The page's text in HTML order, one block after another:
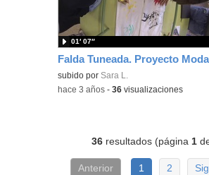
Contenido educativo.
subido por Sara L.
01′ 07″
-hace 3 años -36 visualizaciones
36 resultados (página 1
Anterior 1 2